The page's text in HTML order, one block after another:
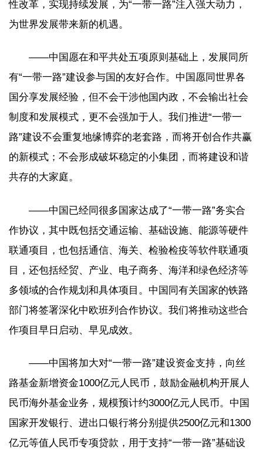
性改革，实现持续发展，为“一带一路”注入强大动力，
为世界发展带来新的机遇。
——中国愿在和平共处五项原则基础上，发展同所
有“一带一路”建设参与国的友好合作。中国愿同世界各
国分享发展经验，但不会干涉他国内政，不会输出社会
制度和发展模式，更不会强加于人。我们推进“一带一
路”建设不会重复地缘博弈的老套路，而将开创合作共赢
的新模式；不会形成破坏稳定的小集团，而将建设和谐
共存的大家庭。
——中国已经同很多国家达成了“一带一路”务实合
作协议，其中既包括交通运输、基础设施、能源等硬件
联通项目，也包括通信、海关、检验检疫等软件联通项
目，还包括经贸、产业、电子商务、海洋和绿色经济等
多领域的合作规划和具体项目。中国同有关国家的铁路
部门将签署深化中欧班列合作协议。我们将推动这些合
作项目早日启动、早见成效。
——中国将加大对“一带一路”建设资金支持，向丝
路基金新增资金1000亿元人民币，鼓励金融机构开展人
民币海外基金业务，规模预计约3000亿元人民币。中国
国家开发银行、进出口银行将分别提供2500亿元和1300
亿元等值人民币专项贷款，用于支持“一带一路”基础设